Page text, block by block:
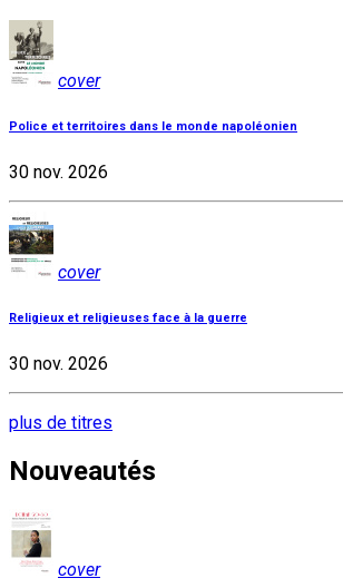
cover
Police et territoires dans le monde napoléonien
30 nov. 2026
cover
Religieux et religieuses face à la guerre
30 nov. 2026
plus de titres
Nouveautés
cover